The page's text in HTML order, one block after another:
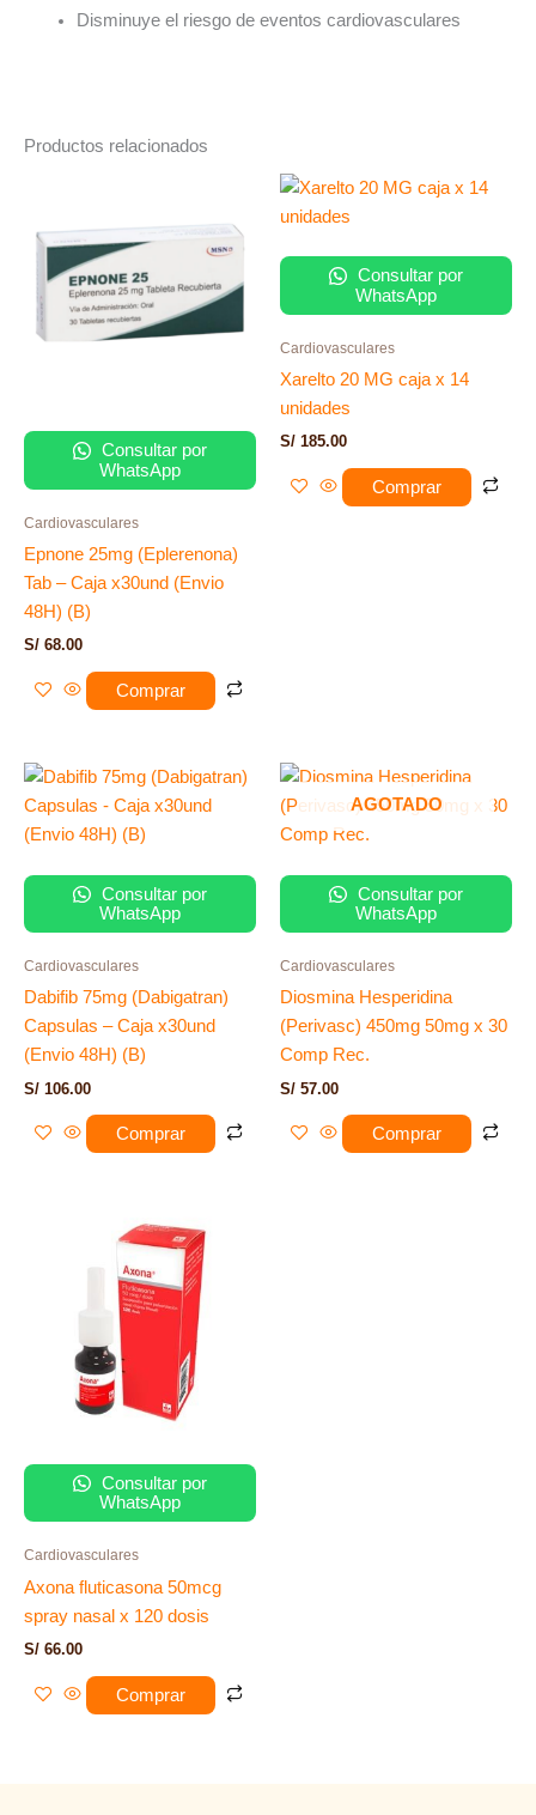
Disminuye el riesgo de eventos cardiovasculares
Productos relacionados
Consultar por
WhatsApp
Cardiovasculares
Epnone 25mg (Eplerenona)
Tab – Caja x30und (Envio
48H) (B)
S/ 68.00
Comprar
Consultar por
WhatsApp
Cardiovasculares
Xarelto 20 MG caja x 14
unidades
S/ 185.00
Comprar
Consultar por
WhatsApp
Cardiovasculares
Dabifib 75mg (Dabigatran)
Capsulas – Caja x30und
(Envio 48H) (B)
S/ 106.00
Comprar
AGOTADO
Consultar por
WhatsApp
Cardiovasculares
Diosmina Hesperidina
(Perivasc) 450mg 50mg x 30
Comp Rec.
S/ 57.00
Comprar
Consultar por
WhatsApp
Cardiovasculares
Axona fluticasona 50mcg
spray nasal x 120 dosis
S/ 66.00
Comprar